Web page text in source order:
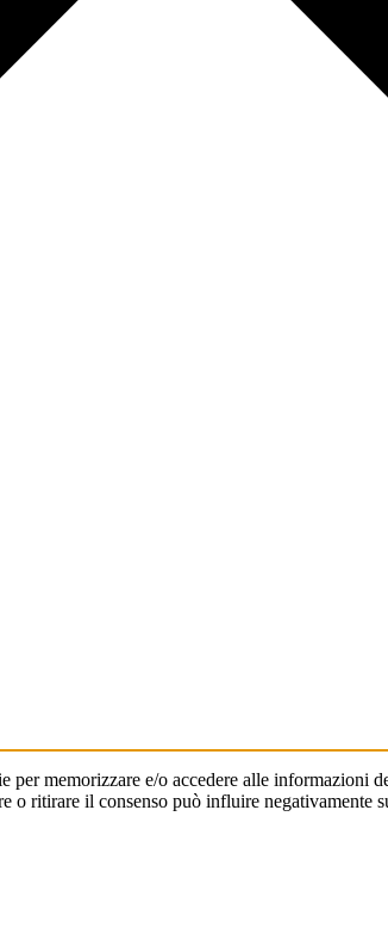
memorizzare e/o accedere alle informazioni
ritirare il consenso può influire negativamente